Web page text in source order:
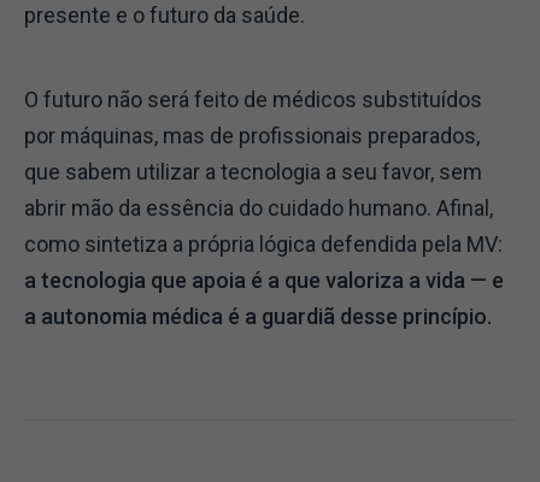
presente e o futuro da saúde.
O futuro não será feito de médicos substituídos
por máquinas, mas de profissionais preparados,
que sabem utilizar a tecnologia a seu favor, sem
abrir mão da essência do cuidado humano. Afinal,
como sintetiza a própria lógica defendida pela MV:
a tecnologia que apoia é a que valoriza a vida — e
a autonomia médica é a guardiã desse princípio.